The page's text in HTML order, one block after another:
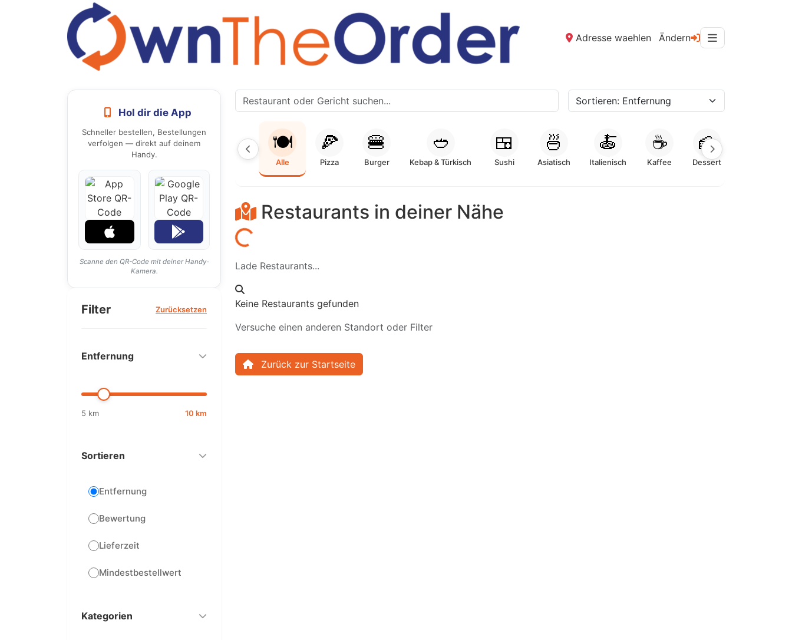
Adresse waehlen Ändern
Hol dir die App
Schneller bestellen, Bestellungen
verfolgen — direkt auf deinem
Handy.
Scanne den QR-Code mit deiner Handy-
Kamera.
Filter Zurücksetzen
Entfernung
5 km 10 km
Sortieren
Entfernung
Bewertung
Lieferzeit
Mindestbestellwert
Kategorien
🍽️
Alle
🍕
Pizza
🍔
Burger
🥙
Kebap & Türkisch
🍱
Sushi
🍜
Asiatisch
🍝
Italienisch
☕
Kaffee
🍰
Dessert
Restaurants in deiner Nähe
Laden...
Lade Restaurants...
Keine Restaurants gefunden
Versuche einen anderen Standort oder Filter
Zurück zur Startseite